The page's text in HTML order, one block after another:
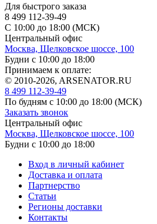
Для быстрого заказа
8 499 112-39-49
С 10:00 до 18:00 (МСК)
Центральный офис
Москва, Щелковское шоссе, 100
Будни с 10:00 до 18:00
Принимаем к оплате:
© 2010-2026, ARSENATOR.RU
8 499 112-39-49
По будням с 10:00 до 18:00 (МСК)
Заказать звонок
Центральный офис
Москва, Щелковское шоссе, 100
Будни с 10:00 до 18:00
Вход в личный кабинет
Доставка и оплата
Партнерство
Статьи
Регионы доставки
Контакты